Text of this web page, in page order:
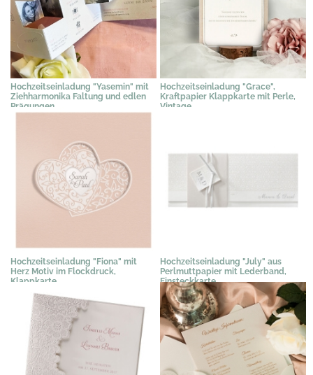
Hochzeitseinladung "Yasemin" mit
Ziehharmonika Faltung und edlen
Prägungen
Hochzeitseinladung "Grace",
Kraftpapier Klappkarte mit Perle,
Vintage
Hochzeitseinladung "Fiona" mit
Herz Motiv im Flockdruck,
Klappkarte
2,35 €*
Hochzeitseinladung "July" aus
Perlmuttpapier mit Lederband,
Einsteckkarte
3,07 €*